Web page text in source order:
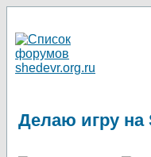
Делаю игру на